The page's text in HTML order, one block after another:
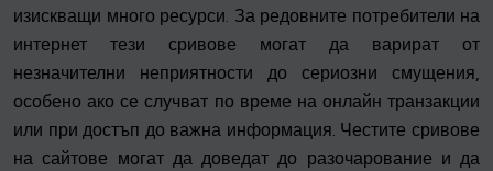
изискващи много ресурси. За редовните потребители на
интернет тези сривове могат да варират от
незначителни неприятности до сериозни смущения,
особено ако се случват по време на онлайн транзакции
или при достъп до важна информация. Честите сривове
на сайтове могат да доведат до разочарование и да